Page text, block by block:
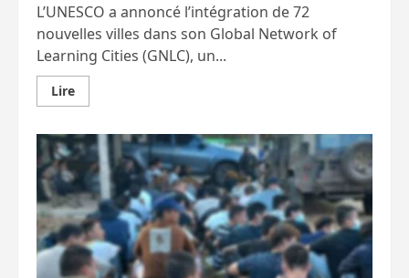
L’UNESCO a annoncé l’intégration de 72
nouvelles villes dans son Global Network of
Learning Cities (GNLC), un...
LireEn
savoir
Trois
villes
thaïlandaises
rejoignent
le
réseau
mondial
de
l’apprentissage
de
l’UNESCO